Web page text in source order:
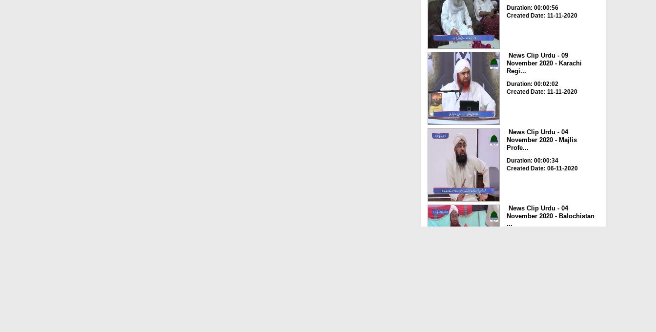
Duration: 00:00:56
Created Date: 11-11-2020
News Clip Urdu - 09
November 2020 - Karachi
Regi...
Duration: 00:02:02
Created Date: 11-11-2020
News Clip Urdu - 04
November 2020 - Majlis
Profe...
Duration: 00:00:34
Created Date: 06-11-2020
News Clip Urdu - 04
November 2020 - Balochistan
...